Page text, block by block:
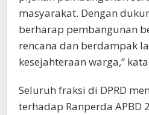
masyarakat. Dengan
berharap pembangunan
rencana dan berdampak
kesejahteraan warga,”
Seluruh fraksi di DPRD
terhadap Ranperda APBD